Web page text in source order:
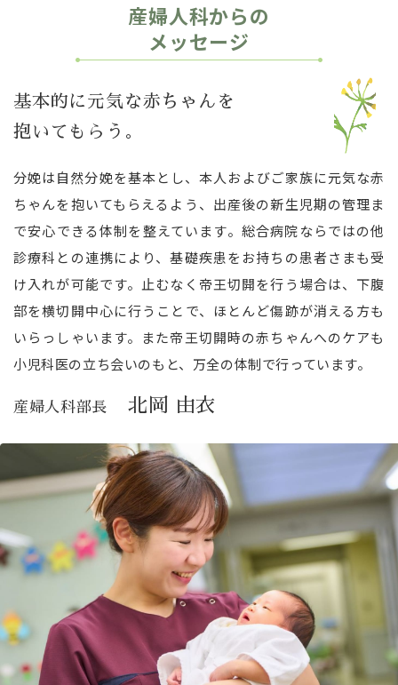
産婦人科からの
メッセージ
基本的に元気な赤ちゃんを
抱いてもらう。
分娩は自然分娩を基本とし、本人およびご家族に元気な赤
ちゃんを抱いてもらえるよう、出産後の新生児期の管理ま
で安心できる体制を整えています。総合病院ならではの他
診療科との連携により、基礎疾患をお持ちの患者さまも受
け入れが可能です。止むなく帝王切開を行う場合は、下腹
部を横切開中心に行うことで、ほとんど傷跡が消える方も
いらっしゃいます。また帝王切開時の赤ちゃんへのケアも
小児科医の立ち会いのもと、万全の体制で行っています。
産婦人科部長 北岡 由衣